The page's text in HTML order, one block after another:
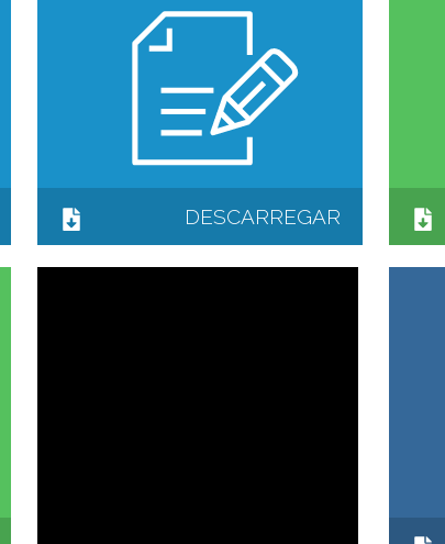
DESCARREGAR